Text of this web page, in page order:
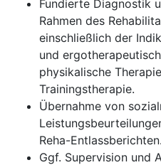
Fundierte Diagnostik
Rahmen des
einschließlich der
und
physikalische
Trainingstherapie.
Übernahme von
Reha-Entlassberichten.
Ggf. Supervision und